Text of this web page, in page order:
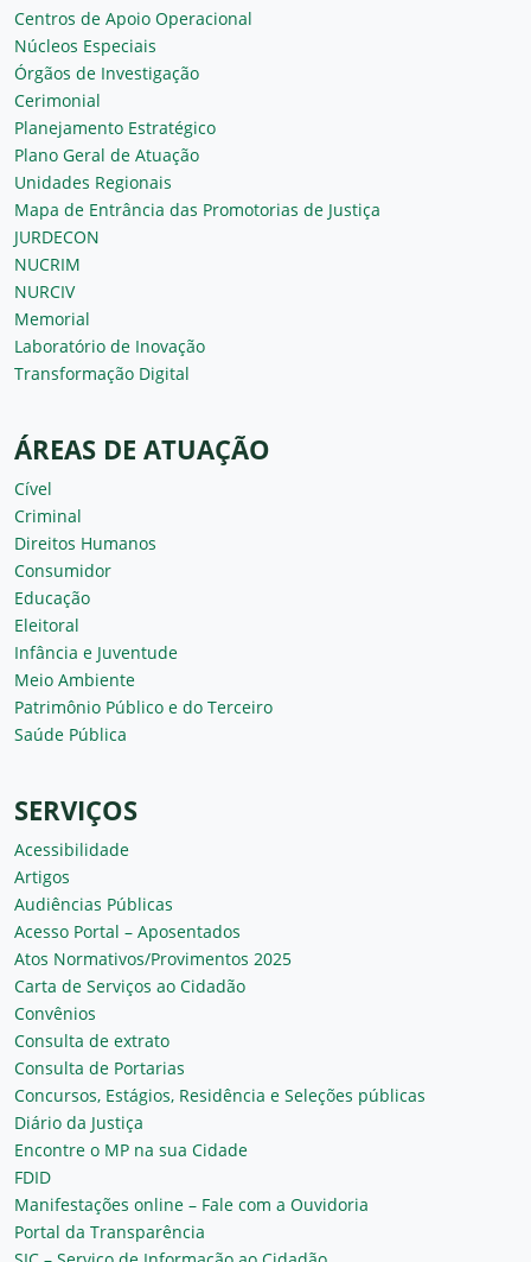
Centros de Apoio Operacional
Núcleos Especiais
Órgãos de Investigação
Cerimonial
Planejamento Estratégico
Plano Geral de Atuação
Unidades Regionais
Mapa de Entrância das Promotorias de Justiça
JURDECON
NUCRIM
NURCIV
Memorial
Laboratório de Inovação
Transformação Digital
ÁREAS DE ATUAÇÃO
Cível
Criminal
Direitos Humanos
Consumidor
Educação
Eleitoral
Infância e Juventude
Meio Ambiente
Patrimônio Público e do Terceiro
Saúde Pública
SERVIÇOS
Acessibilidade
Artigos
Audiências Públicas
Acesso Portal – Aposentados
Atos Normativos/Provimentos 2025
Carta de Serviços ao Cidadão
Convênios
Consulta de extrato
Consulta de Portarias
Concursos, Estágios, Residência e Seleções públicas
Diário da Justiça
Encontre o MP na sua Cidade
FDID
Manifestações online – Fale com a Ouvidoria
Portal da Transparência